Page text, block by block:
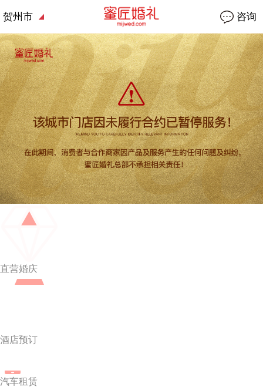
贺州市 咨询
直营婚庆
酒店预订
汽车租赁